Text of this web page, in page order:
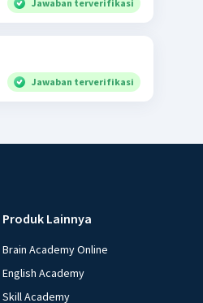
Jawaban terverifikasi
Jawaban terverifikasi
Produk Lainnya
Brain Academy Online
English Academy
Skill Academy